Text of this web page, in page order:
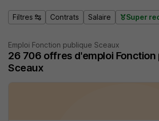
Filtres Contrats Salaire Super
Emploi Fonction publique Sceaux
26 706 offres d'emploi Fonction
Sceaux